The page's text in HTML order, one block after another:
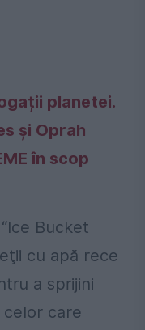
planetei.
și Oprah
în scop
Bucket
cu apă rece
a sprijini
care